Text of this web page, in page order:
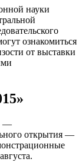
науки
ознакомиться
от выставки
—
открытия —